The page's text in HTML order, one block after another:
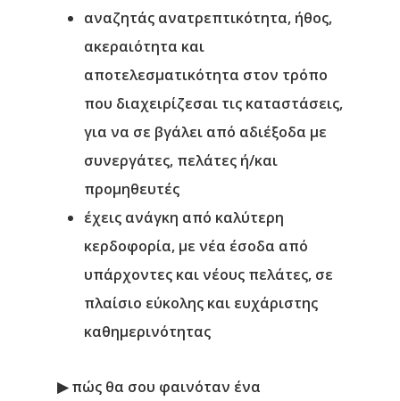
αναζητάς ανατρεπτικότητα, ήθος,
ακεραιότητα και
αποτελεσματικότητα στον τρόπο
που διαχειρίζεσαι τις καταστάσεις,
για να σε βγάλει από αδιέξοδα με
συνεργάτες, πελάτες ή/και
προμηθευτές
έχεις ανάγκη από καλύτερη
κερδοφορία, με νέα έσοδα από
υπάρχοντες και νέους πελάτες, σε
πλαίσιο εύκολης και ευχάριστης
καθημερινότητας
▶ πώς θα σου φαινόταν ένα